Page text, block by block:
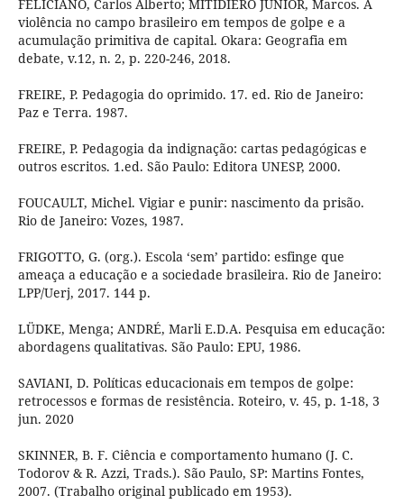
FELICIANO, Carlos Alberto; MITIDIERO JUNIOR, Marcos. A
violência no campo brasileiro em tempos de golpe e a
acumulação primitiva de capital. Okara: Geografia em
debate, v.12, n. 2, p. 220-246, 2018.
FREIRE, P. Pedagogia do oprimido. 17. ed. Rio de Janeiro:
Paz e Terra. 1987.
FREIRE, P. Pedagogia da indignação: cartas pedagógicas e
outros escritos. 1.ed. São Paulo: Editora UNESP, 2000.
FOUCAULT, Michel. Vigiar e punir: nascimento da prisão.
Rio de Janeiro: Vozes, 1987.
FRIGOTTO, G. (org.). Escola ‘sem’ partido: esfinge que
ameaça a educação e a sociedade brasileira. Rio de Janeiro:
LPP/Uerj, 2017. 144 p.
LÜDKE, Menga; ANDRÉ, Marli E.D.A. Pesquisa em educação:
abordagens qualitativas. São Paulo: EPU, 1986.
SAVIANI, D. Políticas educacionais em tempos de golpe:
retrocessos e formas de resistência. Roteiro, v. 45, p. 1-18, 3
jun. 2020
SKINNER, B. F. Ciência e comportamento humano (J. C.
Todorov & R. Azzi, Trads.). São Paulo, SP: Martins Fontes,
2007. (Trabalho original publicado em 1953).